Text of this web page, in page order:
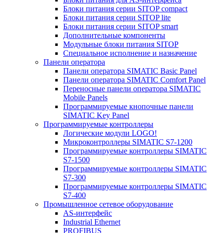
Блоки питания серии SITOP compact
Блоки питания серии SITOP lite
Блоки питания серии SITOP smart
Дополнительные компоненты
Модульные блоки питания SITOP
Специальное исполнение и назначение
Панели оператора
Панели оператора SIMATIC Basic Panel
Панели оператора SIMATIC Comfort Panel
Переносные панели оператора SIMATIC
Mobile Panels
Программируемые кнопочные панели
SIMATIC Key Panel
Программируемые контроллеры
Логические модули LOGO!
Микроконтроллеры SIMATIC S7-1200
Программируемые контроллеры SIMATIC
S7-1500
Программируемые контроллеры SIMATIC
S7-300
Программируемые контроллеры SIMATIC
S7-400
Промышленное сетевое оборудование
AS-интерфейс
Industrial Ethernet
PROFIBUS